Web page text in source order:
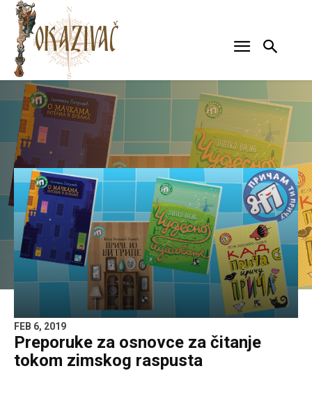
FEB 6, 2019
Preporuke za osnovce za čitanje
tokom zimskog raspusta